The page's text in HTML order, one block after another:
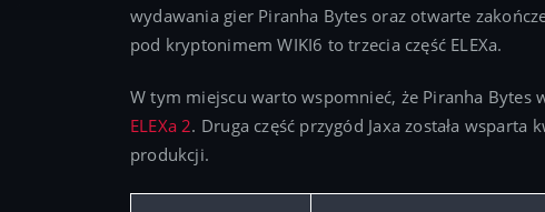
wydawania gier Piranha Bytes oraz otwarte
pod kryptonimem WIKI6 to trzecia część ELEXa.
W tym miejscu warto wspomnieć, że Piranha Bytes
ELEXa 2. Druga część przygód Jaxa została
produkcji.